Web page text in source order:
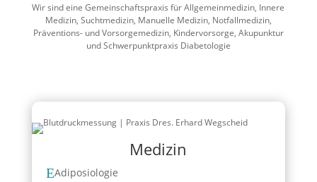
Wir sind eine Gemeinschaftspraxis für Allgemeinmedizin, Innere
Medizin, Suchtmedizin, Manuelle Medizin, Notfallmedizin,
Präventions- und Vorsorgemedizin, Kindervorsorge, Akupunktur
und Schwerpunktpraxis Diabetologie
Medizin
EAdiposiologie